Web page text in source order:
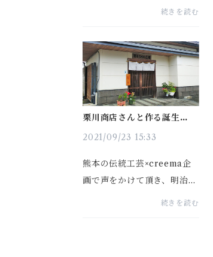
2.10.31本日無事終了しまし
成することができました。最
後までご支援頂きましてあり
がとうございました。通常販
売は来年入ってから...
続きを読む
栗川商店さんと作る誕生花の
2021/09/23 15:33
熊本の伝統工芸×creema企
画で声をかけて頂き、明治22
年創業の団扇屋栗川商店さん
続きを読む